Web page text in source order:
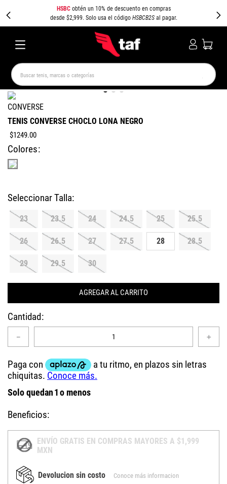
HSBCobtén un 10% de descuento en compras
desde $2,999. Solo usa el código HSBCB2Sal pagar.
Buscar tenis, marcas o categorías
CONVERSE
TENIS CONVERSE CHOCLO LONA NEGRO
$1249.00
Colores
23 23.5 24 24.5 25 25.5
26 26.5 27 27.5 28 28.5
29 29.5 30
AGREGAR AL CARRITO
Cantidad
＋
－
Solo quedan 1 o menos
Beneficios:
ENVÍO GRATIS EN COMPRAS MAYORES A $1,999
MXN
Devolucion sin costo Conoce más informacion
TÉRMINOS MÁS BUSCADOS
NEW BALANCE
SPEEDCAT
PUMA SPEEDCAT